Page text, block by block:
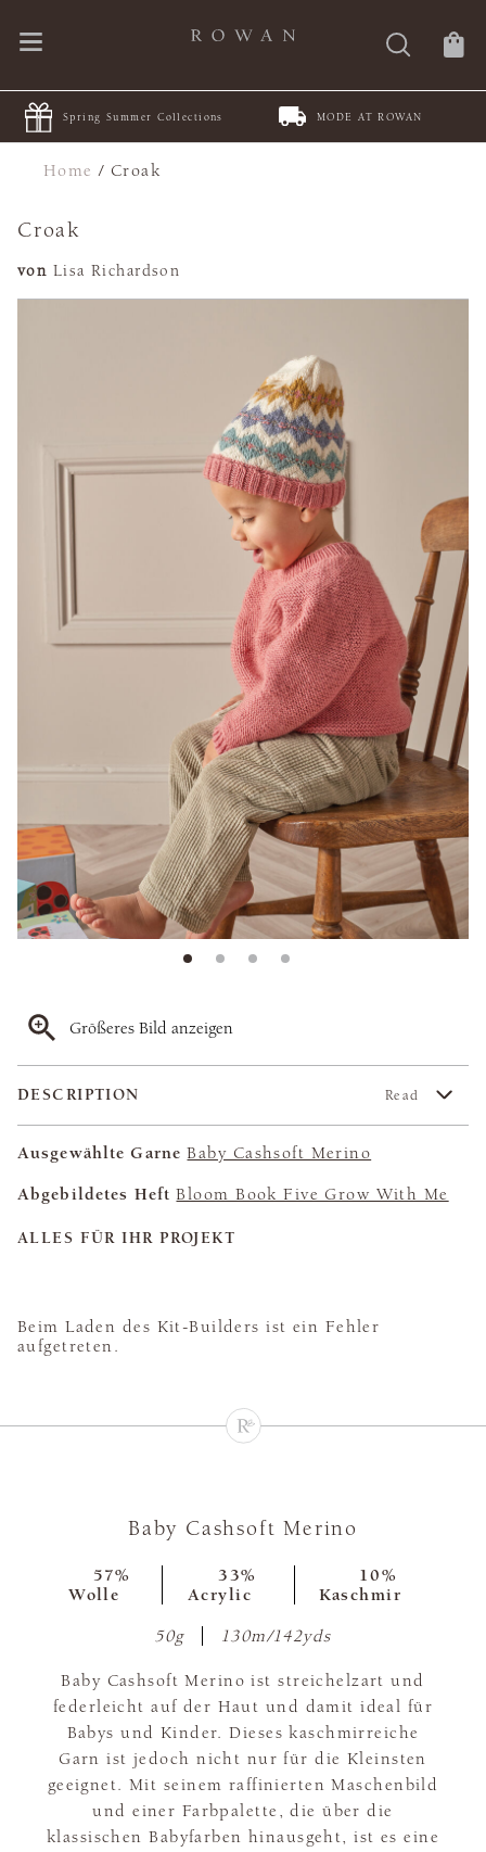
Spring Summer Collections MODE AT ROWAN
Home /Croak
Croak
von Lisa Richardson
Größeres Bild anzeigen
DESCRIPTION Read
Ausgewählte Garne Baby Cashsoft Merino
Abgebildetes Heft Bloom Book Five Grow With Me
ALLES FÜR IHR PROJEKT
Beim Laden des Kit-Builders ist ein Fehler
aufgetreten.
Baby Cashsoft Merino
57%
Wolle
33%
Acrylic
10%
Kaschmir
50g 130m/142yds
Baby Cashsoft Merino ist streichelzart und
federleicht auf der Haut und damit ideal für
Babys und Kinder. Dieses kaschmirreiche
Garn ist jedoch nicht nur für die Kleinsten
geeignet. Mit seinem raffinierten Maschenbild
und einer Farbpalette, die über die
klassischen Babyfarben hinausgeht, ist es eine